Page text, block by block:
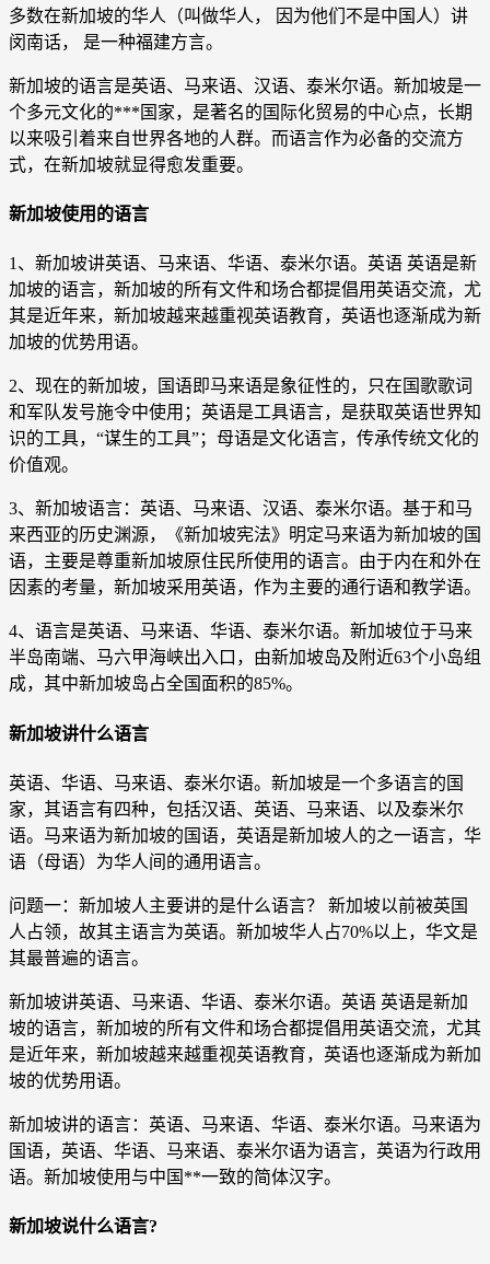
多数在新加坡的华人（叫做华人， 因为他们不是中国人）讲
闵南话， 是一种福建方言。
新加坡的语言是英语、马来语、汉语、泰米尔语。新加坡是一
个多元文化的***国家，是著名的国际化贸易的中心点，长期
以来吸引着来自世界各地的人群。而语言作为必备的交流方
式，在新加坡就显得愈发重要。
新加坡使用的语言
1、新加坡讲英语、马来语、华语、泰米尔语。英语 英语是新
加坡的语言，新加坡的所有文件和场合都提倡用英语交流，尤
其是近年来，新加坡越来越重视英语教育，英语也逐渐成为新
加坡的优势用语。
2、现在的新加坡，国语即马来语是象征性的，只在国歌歌词
和军队发号施令中使用；英语是工具语言，是获取英语世界知
识的工具，“谋生的工具”；母语是文化语言，传承传统文化的
价值观。
3、新加坡语言：英语、马来语、汉语、泰米尔语。基于和马
来西亚的历史渊源，《新加坡宪法》明定马来语为新加坡的国
语，主要是尊重新加坡原住民所使用的语言。由于内在和外在
因素的考量，新加坡采用英语，作为主要的通行语和教学语。
4、语言是英语、马来语、华语、泰米尔语。新加坡位于马来
半岛南端、马六甲海峡出入口，由新加坡岛及附近63个小岛组
成，其中新加坡岛占全国面积的85%。
新加坡讲什么语言
英语、华语、马来语、泰米尔语。新加坡是一个多语言的国
家，其语言有四种，包括汉语、英语、马来语、以及泰米尔
语。马来语为新加坡的国语，英语是新加坡人的之一语言，华
语（母语）为华人间的通用语言。
问题一：新加坡人主要讲的是什么语言？ 新加坡以前被英国
人占领，故其主语言为英语。新加坡华人占70%以上，华文是
其最普遍的语言。
新加坡讲英语、马来语、华语、泰米尔语。英语 英语是新加
坡的语言，新加坡的所有文件和场合都提倡用英语交流，尤其
是近年来，新加坡越来越重视英语教育，英语也逐渐成为新加
坡的优势用语。
新加坡讲的语言：英语、马来语、华语、泰米尔语。马来语为
国语，英语、华语、马来语、泰米尔语为语言，英语为行政用
语。新加坡使用与中国**一致的简体汉字。
新加坡说什么语言?